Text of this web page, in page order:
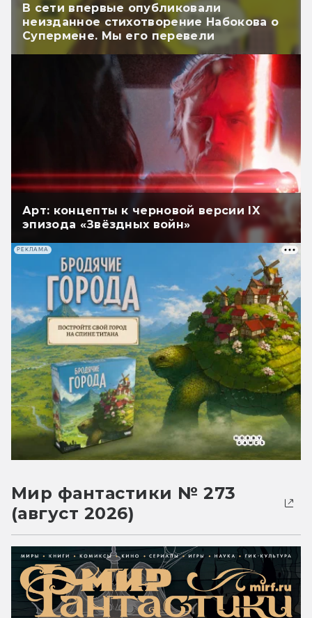
В сети впервые опубликовали
неизданное стихотворение Набокова о
Супермене. Мы его перевели
Арт: концепты к черновой версии IX
эпизода «Звёздных войн»
РЕКЛАМА
Мир фантастики № 273
(август 2026)